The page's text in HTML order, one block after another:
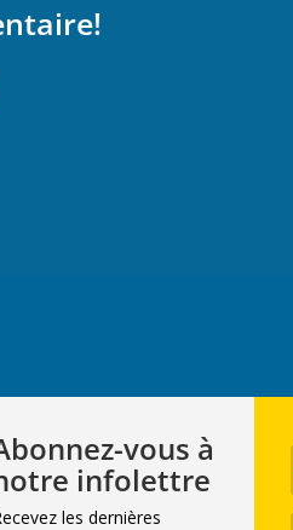
vous à
infolettre
les dernières